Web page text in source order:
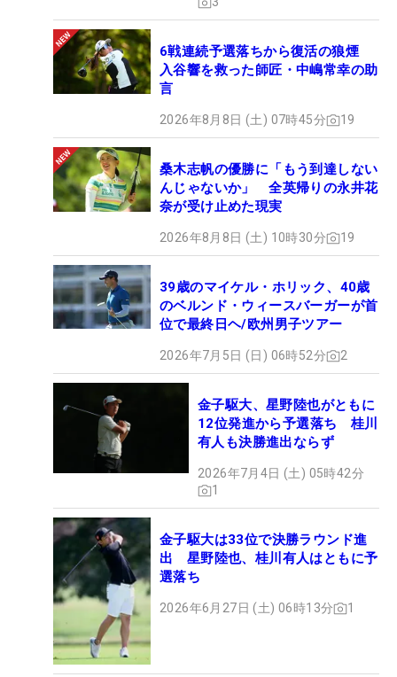
6戦連続予選落ちから復活の狼煙
入谷響を救った師匠・中嶋常幸の助
言
2026年8月8日 (土) 07時45分 19
桑木志帆の優勝に「もう到達しない
んじゃないか」 全英帰りの永井花
奈が受け止めた現実
2026年8月8日 (土) 10時30分 19
39歳のマイケル・ホリック、40歳
のベルンド・ウィースバーガーが首
位で最終日ヘ/欧州男子ツアー
2026年7月5日 (日) 06時52分 2
金子駆大、星野陸也がともに
12位発進から予選落ち 桂川
有人も決勝進出ならず
2026年7月4日 (土) 05時42分
1
金子駆大は33位で決勝ラウンド進
出 星野陸也、桂川有人はともに予
選落ち
2026年6月27日 (土) 06時13分 1